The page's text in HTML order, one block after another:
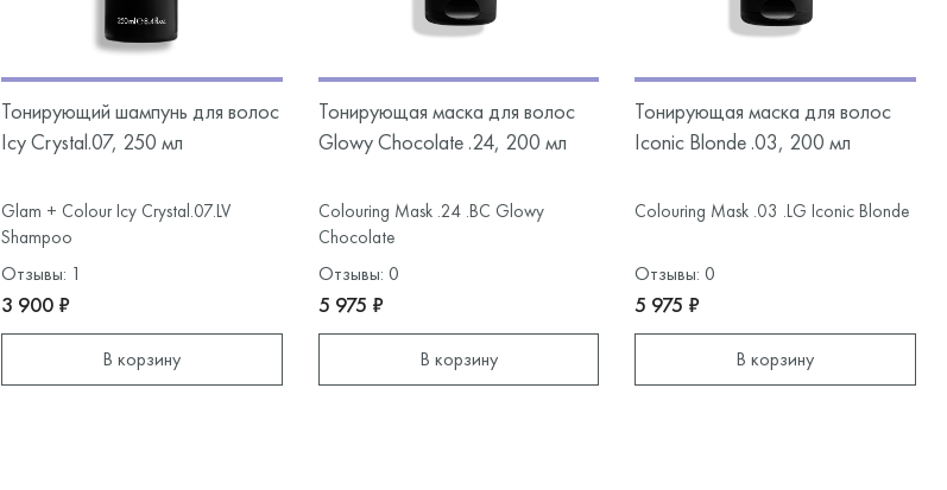
Тонирующий шампунь для волос
Icy Crystal.07, 250 мл
Glam + Colour Icy Crystal.07.LV
Shampoo
Отзывы: 1
3 900 ₽
В корзину
Тонирующая маска для волос
Glowy Chocolate .24, 200 мл
Colouring Mask .24 .BC Glowy
Chocolate
Отзывы: 0
5 975 ₽
В корзину
Тонирующая маска для волос
Iconic Blonde .03, 200 мл
Colouring Mask .03 .LG Iconic Blonde
Отзывы: 0
5 975 ₽
В корзину